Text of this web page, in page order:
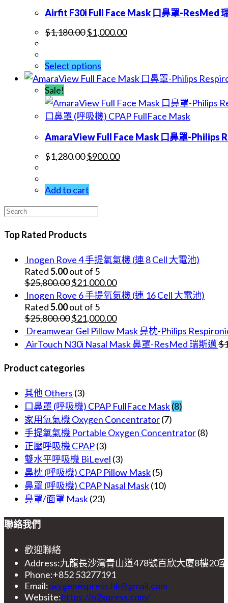
Airfit F30i Full Face Mask 口鼻罩-ResMed
$1,180.00$1,000.00
Select options
Sale!
口鼻罩 (呼吸機) CPAP FullFace Mask
AmaraView Full Face Mask 口鼻罩-Philips
$1,280.00$900.00
Add to cart
Top Rated Products
Inogen Rove 4 手提氧氣機 (連 8 Cell 大電池)
Rated5.00out of 5
$25,800.00$21,000.00
Inogen Rove 6 手提氧氣機 (連 16 Cell 大電池)
Rated5.00out of 5
$25,800.00$21,000.00
Dreamwear Gel Pillow Mask 鼻枕-Philips
AirTouch N30i Nasal Mask 鼻罩-ResMed 瑞斯邁$
Product categories
其他 Others (3)
口鼻罩 (呼吸機) CPAP FullFace Mask(8)
家用氧氣機 Oxygen Concentrator(7)
手提氧氣機 Portable Oxygen Concentrator(8)
正壓呼吸機 CPAP(3)
雙水平呼吸機 BiLevel (3)
鼻枕 (呼吸機) CPAP Pillow Mask(5)
鼻罩 (呼吸機) CPAP Nasal Mask(10)
鼻罩/面罩 Mask(23)
聯絡我們
歡迎聯絡
Address:九龍長沙灣青山道478號百欣大廈8樓20室​
Phone:+852 53277191
Email:oxygenexpress.hk@gmail.comOpens
Website:https://o2xpress.com/